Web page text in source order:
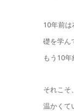
10年前
礎を学ん
もう10
それこそ
温かくて